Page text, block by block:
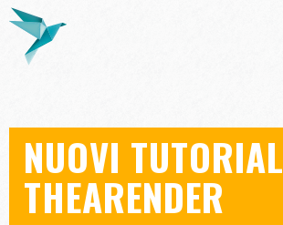
NUOVI TUTORIAL
THEARENDER